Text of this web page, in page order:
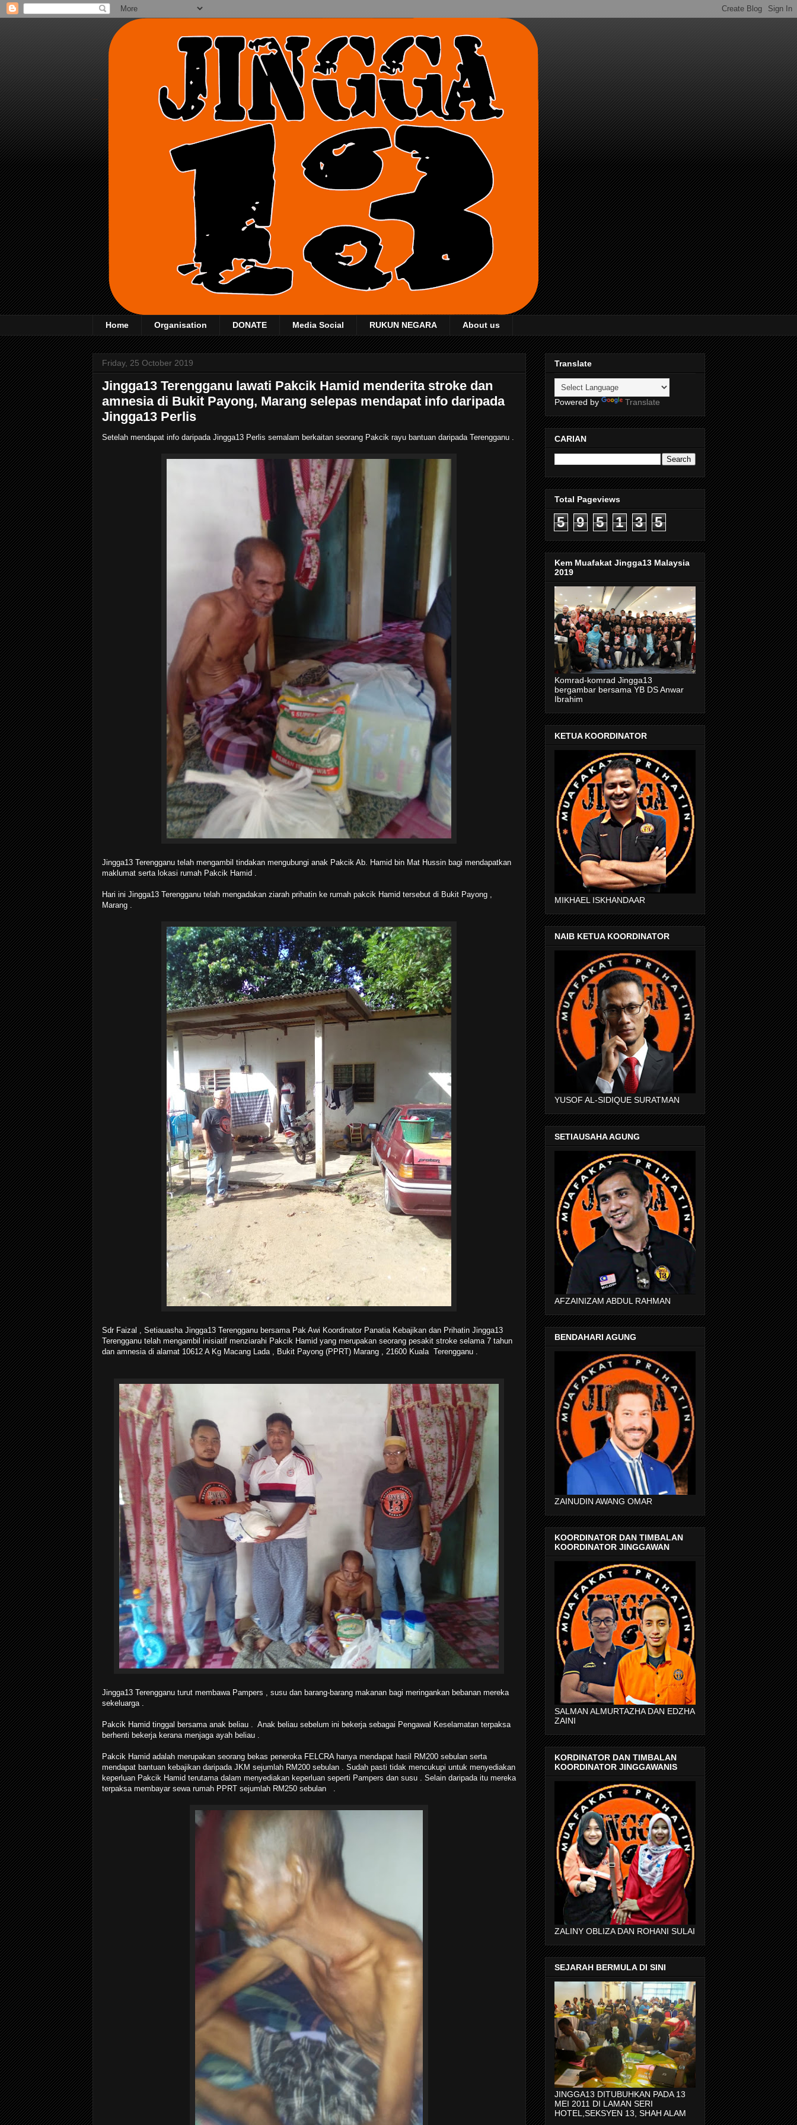
Home Organisation DONATE Media Social RUKUN NEGARA About us
Friday, 25 October 2019
Jingga13 Terengganu lawati Pakcik Hamid menderita stroke dan
amnesia di Bukit Payong, Marang selepas mendapat info daripada
Jingga13 Perlis
Setelah mendapat info daripada Jingga13 Perlis semalam berkaitan seorang Pakcik rayu bantuan daripada Terengganu .
Jingga13 Terengganu telah mengambil tindakan mengubungi anak Pakcik Ab. Hamid bin Mat Hussin bagi mendapatkan
maklumat serta lokasi rumah Pakcik Hamid .
Hari ini Jingga13 Terengganu telah mengadakan ziarah prihatin ke rumah pakcik Hamid tersebut di Bukit Payong ,
Marang .
Sdr Faizal , Setiauasha Jingga13 Terengganu bersama Pak Awi Koordinator Panatia Kebajikan dan Prihatin Jingga13
Terengganu telah mengambil inisiatif menziarahi Pakcik Hamid yang merupakan seorang pesakit stroke selama 7 tahun
dan amnesia di alamat 10612 A Kg Macang Lada , Bukit Payong (PPRT) Marang , 21600 Kuala Terengganu .
Jingga13 Terengganu turut membawa Pampers , susu dan barang-barang makanan bagi meringankan bebanan mereka
sekeluarga .
Pakcik Hamid tinggal bersama anak beliau . Anak beliau sebelum ini bekerja sebagai Pengawal Keselamatan terpaksa
berhenti bekerja kerana menjaga ayah beliau .
Pakcik Hamid adalah merupakan seorang bekas peneroka FELCRA hanya mendapat hasil RM200 sebulan serta
mendapat bantuan kebajikan daripada JKM sejumlah RM200 sebulan . Sudah pasti tidak mencukupi untuk menyediakan
keperluan Pakcik Hamid terutama dalam menyediakan keperluan seperti Pampers dan susu . Selain daripada itu mereka
terpaksa membayar sewa rumah PPRT sejumlah RM250 sebulan .
Translate
Powered by Translate
CARIAN
Total Pageviews
5 9 5 1 3 5
Kem Muafakat Jingga13 Malaysia
2019
Komrad-komrad Jingga13
bergambar bersama YB DS Anwar
Ibrahim
KETUA KOORDINATOR
MIKHAEL ISKHANDAAR
NAIB KETUA KOORDINATOR
YUSOF AL-SIDIQUE SURATMAN
SETIAUSAHA AGUNG
AFZAINIZAM ABDUL RAHMAN
BENDAHARI AGUNG
ZAINUDIN AWANG OMAR
KOORDINATOR DAN TIMBALAN
KOORDINATOR JINGGAWAN
SALMAN ALMURTAZHA DAN EDZHA
ZAINI
KORDINATOR DAN TIMBALAN
KOORDINATOR JINGGAWANIS
ZALINY OBLIZA DAN ROHANI SULAI
SEJARAH BERMULA DI SINI
JINGGA13 DITUBUHKAN PADA 13
MEI 2011 DI LAMAN SERI
HOTEL,SEKSYEN 13, SHAH ALAM